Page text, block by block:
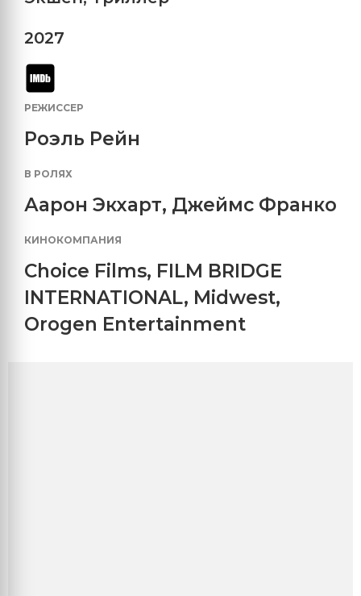
2027
РЕЖИССЕР
Роэль Рейн
В РОЛЯХ
Аарон Экхарт, Джеймс Франко
КИНОКОМПАНИЯ
Choice Films, FILM BRIDGE
INTERNATIONAL, Midwest,
Orogen Entertainment